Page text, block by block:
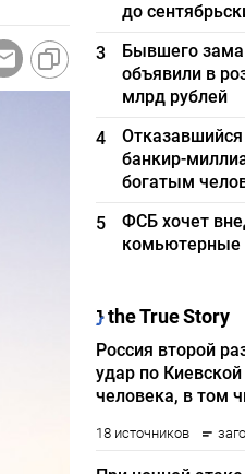
до
3
Бывшего
объявили в
млрд рублей
4
Отказавшийся
банкир-
богатым
5
ФСБ хочет
комьютерные